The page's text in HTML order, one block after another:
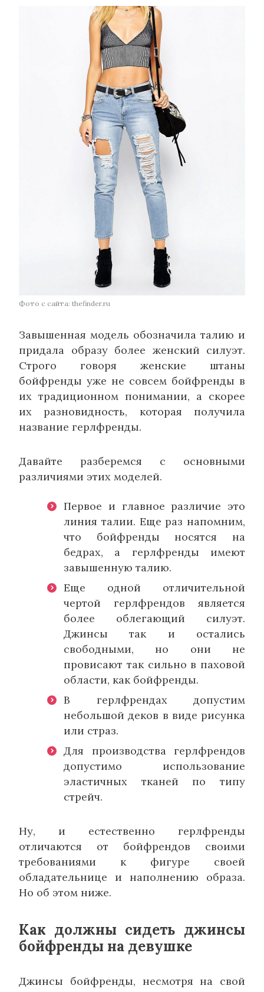
Фото с сайта: thefinder.ru
Завышенная модель обозначила талию и
придала образу более женский силуэт.
Строго говоря женские штаны
бойфренды уже не совсем бойфренды в
их традиционном понимании, а скорее
их разновидность, которая получила
название герлфренды.
Давайте разберемся с основными
различиями этих моделей.
Первое и главное различие это
линия талии. Еще раз напомним,
что бойфренды носятся на
бедрах, а герлфренды имеют
завышенную талию.
Еще одной отличительной
чертой герлфрендов является
более облегающий силуэт.
Джинсы так и остались
свободными, но они не
провисают так сильно в паховой
области, как бойфренды.
В герлфрендах допустим
небольшой деков в виде рисунка
или страз.
Для производства герлфрендов
допустимо использование
эластичных тканей по типу
стрейч.
Ну, и естественно герлфренды
отличаются от бойфрендов своими
требованиями к фигуре своей
обладательнице и наполнению образа.
Но об этом ниже.
Как должны сидеть джинсы
бойфренды на девушке
Джинсы бойфренды, несмотря на свой